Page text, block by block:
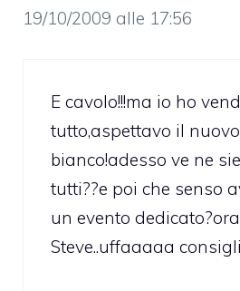
19/10/2009 alle 17:56
E cavolo!!!ma io ho
tutto,aspettavo il
bianco!adesso ve ne
tutti??e poi che senso
un evento dedicato?ora
Steve..uffaaaaa